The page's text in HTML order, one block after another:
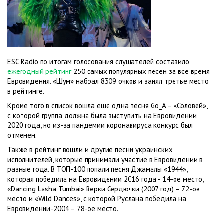
ESC Radio по итогам голосования слушателей составило
ежегодный рейтинг250 самых популярных песен за все время
Евровидения. «Шум» набрал 8309 очков и занял третье место
в рейтинге.
Кроме того в список вошла еще одна песня Go_A – «Соловей»,
с которой группа должна была выступить на Евровидении
2020 года, но из-за пандемии коронавируса конкурс был
отменен.
Также в рейтинг вошли и другие песни украинских
исполнителей, которые принимали участие в Евровидении в
разные года. В ТОП-100 попали песня Джамалы «1944»,
которая победила на Евровидении 2016 года - 14-ое место,
«Dancing Lasha Tumbai» Верки Сердючки (2007 год) – 72-ое
место и «Wild Dances», с которой Руслана победила на
Евровидении-2004 – 78-ое место.